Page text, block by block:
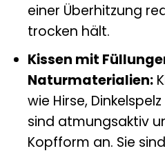
einer Überhitzung
trocken hält.
Kissen mit
Naturmaterialien:
wie Hirse,
sind atmungsaktiv
Kopfform an. Sie